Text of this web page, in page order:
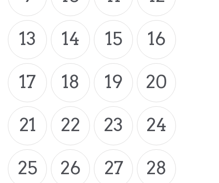
13
14 15
16
17
18 19
20
21
22 23
24
25
26 27
28